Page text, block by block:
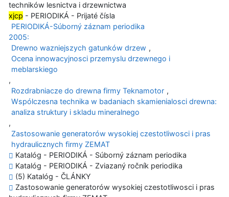
techników lesnictva i drzewnictwa
xjcp - PERIODIKÁ - Prijaté čísla
PERIODIKÁ-Súborný záznam periodika
2005:
Drewno wazniejszych gatunków drzew ,
Ocena innowacyjnosci przemyslu drzewnego i
meblarskiego
,
Rozdrabniacze do drewna firmy Teknamotor ,
Wspólczesna technika w badaniach skamienialosci drewna:
analiza struktury i skladu mineralnego
,
Zastosowanie generatorów wysokiej czestotliwosci i pras
hydraulicznych firmy ZEMAT
Katalóg - PERIODIKÁ - Súborný záznam periodika
Katalóg - PERIODIKÁ - Zviazaný ročník periodika
(5) Katalóg - ČLÁNKY
Zastosowanie generatorów wysokiej czestotliwosci i pras